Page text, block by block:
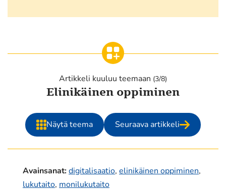
Artikkeli kuuluu teemaan (3/8)
Elinikäinen oppiminen
Näytä teema Seuraava artikkeli
Avainsanat:digitalisaatio, elinikäinen oppiminen,
lukutaito, monilukutaito